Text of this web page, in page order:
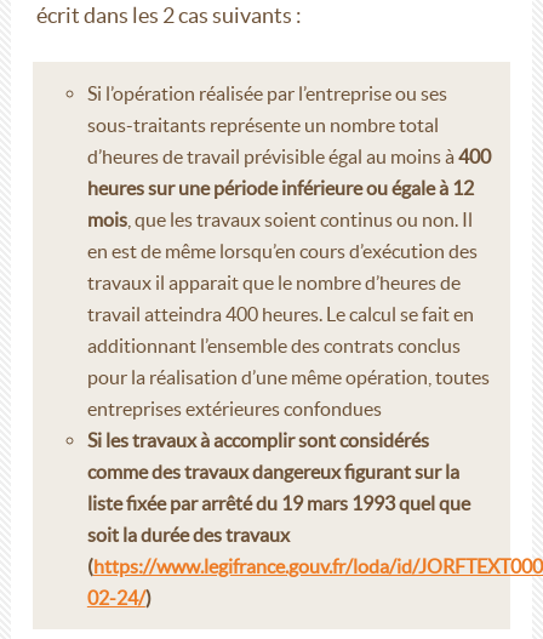
écrit dans les 2 cas suivants :
Si l’opération réalisée par l’entreprise ou ses
sous-traitants représente un nombre total
d’heures de travail prévisible égal au moins à 400
heures sur une période inférieure ou égale à 12
mois, que les travaux soient continus ou non. Il
en est de même lorsqu’en cours d’exécution des
travaux il apparait que le nombre d’heures de
travail atteindra 400 heures. Le calcul se fait en
additionnant l’ensemble des contrats conclus
pour la réalisation d’une même opération, toutes
entreprises extérieures confondues
Si les travaux à accomplir sont considérés
comme des travaux dangereux figurant sur la
liste fixée par arrêté du 19 mars 1993 quel que
soit la durée des travaux
(https://www.legifrance.gouv.fr/loda/id/
02-24/)